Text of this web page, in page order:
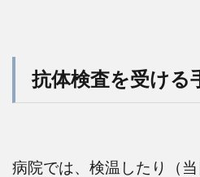
抗体検査を受ける
病院では、検温したり（